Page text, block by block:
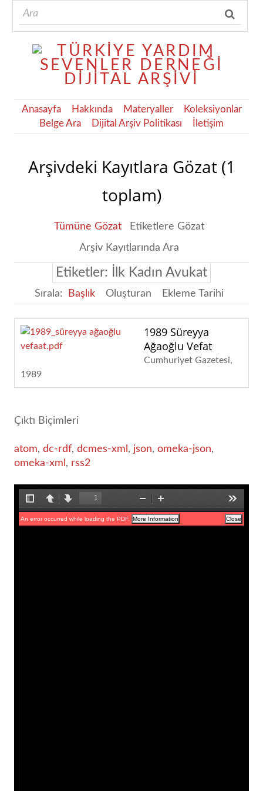
Anasayfa Hakkında Materyaller
Koleksiyonlar
Belge Ara
Dijital Arşiv Politikası İletişim
Arşivdeki Kayıtlara Gözat (1
toplam)
Tümüne Gözat
Etiketlere Gözat
Arşiv Kayıtlarında Ara
Etiketler: İlk Kadın Avukat
Sırala: Başlık Oluşturan Ekleme Tarihi
1989 Süreyya
Ağaoğlu Vefat
Cumhuriyet Gazetesi
1989
Çıktı Biçimleri
atom, dc-rdf, dcmes-xml , json, omeka-json,
omeka-xml , rss2